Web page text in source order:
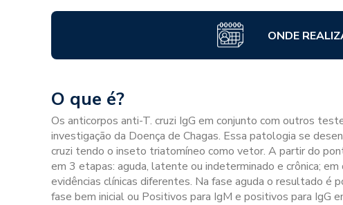
ONDE
O que é?
Os anticorpos anti-T. cruzi IgG em conjunto com outros
investigação da Doença de Chagas. Essa patologia se
cruzi tendo o inseto triatomíneo como vetor. A partir do
em 3 etapas: aguda, latente ou indeterminado e crônica;
evidências clínicas diferentes. Na fase aguda o resultado é
fase bem inicial ou Positivos para IgM e positivos para IgG